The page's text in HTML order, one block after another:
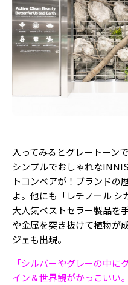
入ってみるとグレートーン
シンプルでおしゃれな
トコンベアが！ブランドの
よ。他にも「レチノール シ
大人気ベストセラー製品を
や金属を突き抜けて植物が
ジェも出現。
「シルバーやグレーの中に
イン＆世界観がかっこいい